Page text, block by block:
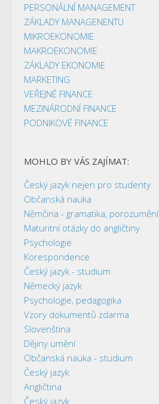
PERSONÁLNÍ MANAGEMENT
ZÁKLADY MANAGENENTU
MIKROEKONOMIE
MAKROEKONOMIE
ZÁKLADY EKONOMIE
MARKETING
VEŘEJNÉ FINANCE
MEZINÁRODNÍ FINANCE
PODNIKOVÉ FINANCE
MOHLO BY VÁS ZAJÍMAT:
Český jazyk nejen pro studenty
Občanská nauka
Němčina - gramatika, porozumění
Maturitní otázky do angličtiny
Psychologie
Korespondence
Český jazyk - studium
Německý jazyk
Psychologie, pedagogika
Vzory dokumentů zdarma
Slovenština
Dějiny umění
Občanská nauka - studium
Český jazyk
Angličtina
Český jazyk